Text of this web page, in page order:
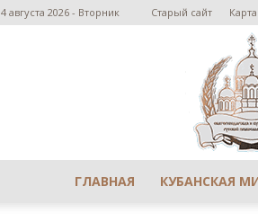
4 августа 2026 - Вторник Старый сайт
ГЛАВНАЯ КУБАНСКАЯ